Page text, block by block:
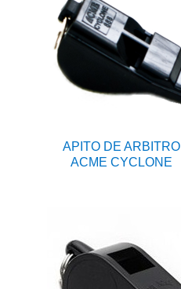
APITO DE ARBITRO
ACME CYCLONE